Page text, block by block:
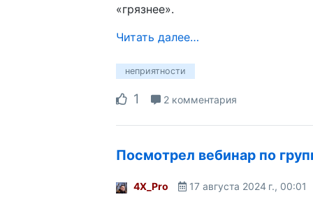
«грязнее».
Читать далее…
неприятности
1 2 комментария
Посмотрел вебинар по
4X_Pro 17 августа 2024 г., 00:01